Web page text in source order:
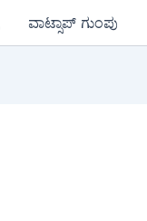
ವಾಟ್ಸಾಪ್ ಗುಂಪು